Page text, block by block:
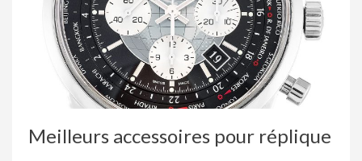
Meilleurs accessoires pour réplique